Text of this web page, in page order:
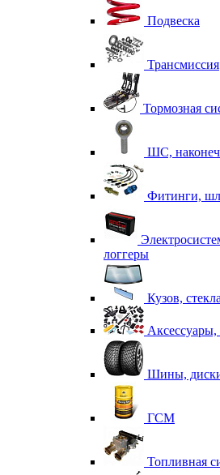
Подвеска
Трансмиссия
Тормозная
ШС,
Фитинги,
логгеры
Кузов,
Шины,
ГСМ
Топливная